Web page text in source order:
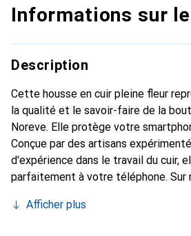
Informations sur
Description
Cette housse en cuir pleine fleur
la qualité et le savoir-faire de la
Noreve. Elle protège votre
Conçue par des artisans
d'expérience dans le travail du cuir,
parfaitement à votre téléphone. Sur
devient l'accessoire chic et
Afficher plus